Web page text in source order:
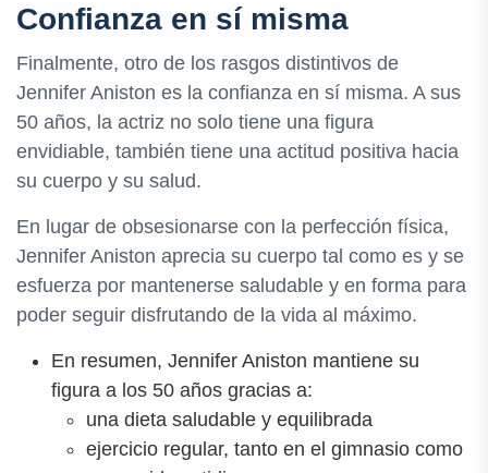
Confianza en sí misma
Finalmente, otro de los rasgos distintivos de
Jennifer Aniston es la confianza en sí misma. A sus
50 años, la actriz no solo tiene una figura
envidiable, también tiene una actitud positiva hacia
su cuerpo y su salud.
En lugar de obsesionarse con la perfección física,
Jennifer Aniston aprecia su cuerpo tal como es y se
esfuerza por mantenerse saludable y en forma para
poder seguir disfrutando de la vida al máximo.
En resumen, Jennifer Aniston mantiene su
figura a los 50 años gracias a:
una dieta saludable y equilibrada
ejercicio regular, tanto en el gimnasio como